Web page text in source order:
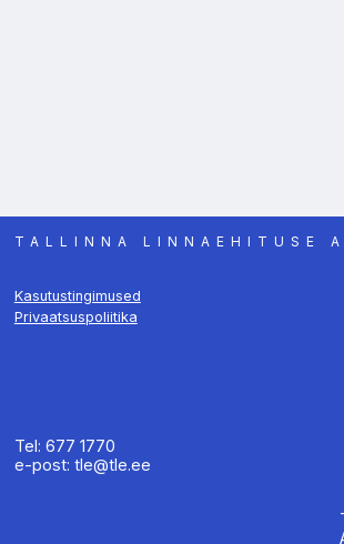
TALLINNA LINNAEHITUSE
Kasutustingimused
Privaatsuspoliitika
Tel: 677 1770
e-post: tle@tle.ee